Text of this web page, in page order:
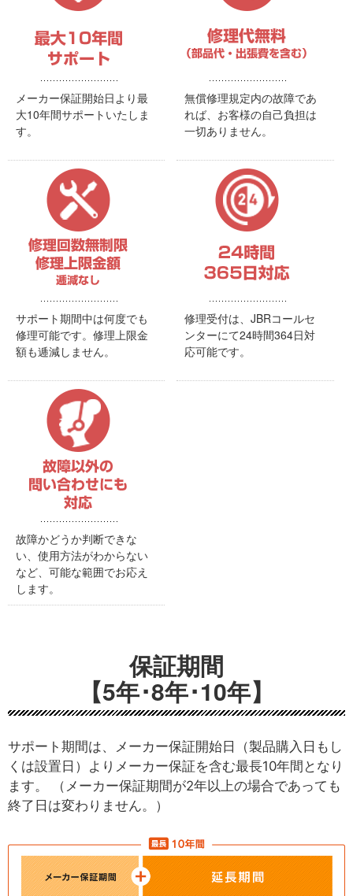
メーカー保証開始日より最
大10年間サポートいたしま
す。
無償修理規定内の故障であ
れば、お客様の自己負担は
一切ありません。
サポート期間中は何度でも
修理可能です。修理上限金
額も逓減しません。
修理受付は、JBRコールセ
ンターにて24時間364日対
応可能です。
故障かどうか判断できな
い、使用方法がわからない
など、可能な範囲でお応え
します。
保証期間
【5年･8年･10年】
サポート期間は、メーカー保証開始日（製品購入日もし
くは設置日）よりメーカー保証を含む最長10年間となり
ます。
（メーカー保証期間が2年以上の場合であっても
終了日は変わりません。）